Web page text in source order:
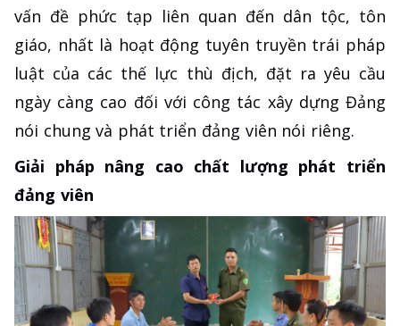
vấn đề phức tạp liên quan đến dân tộc, tôn
giáo, nhất là hoạt động tuyên truyền trái pháp
luật của các thế lực thù địch, đặt ra yêu cầu
ngày càng cao đối với công tác xây dựng Đảng
nói chung và phát triển đảng viên nói riêng.
Giải pháp nâng cao chất lượng phát triển
đảng viên